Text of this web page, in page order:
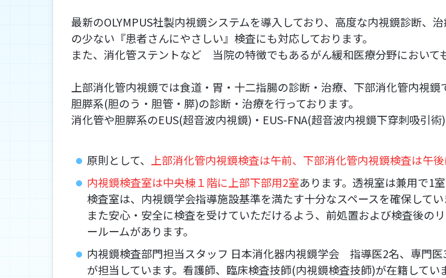
最新のOLYMPUS社製内視鏡システムを導入しており、高度な内視鏡診断、
の少ない『患者さんにやさしい』検査にも対応しております。
また、消化管ステントなど 当院の特徴でもあるがん緩和医療分野において
上部消化管内視鏡では食道・胃・十二指腸の診断・治療、下部消化管内視
胆膵系(胆のう・胆管・膵)の診断・治療を行っております。
消化管や胆膵系のEUS(超音波内視鏡)・EUS-FNA(超音波内視鏡下穿刺吸引術)
原則として、 上部消化管内視鏡検査は午前、下部消化管内視鏡検査は午
内視鏡検査室は中央棟１階に上部下部用2室あります。透視室は兼用で1室
検査室は、内視鏡学会指導施設基準を満たす十分なスペースを確保してい
また安心・安全に検査を受けていただけるよう、前処置および検査後の
ールームがあります。
内視鏡検査部門担当スタッフ 日本消化器内視鏡学会 指導医2名、専門
が担当しています。看護師、臨床検査技師(内視鏡検査技師)が在籍してい